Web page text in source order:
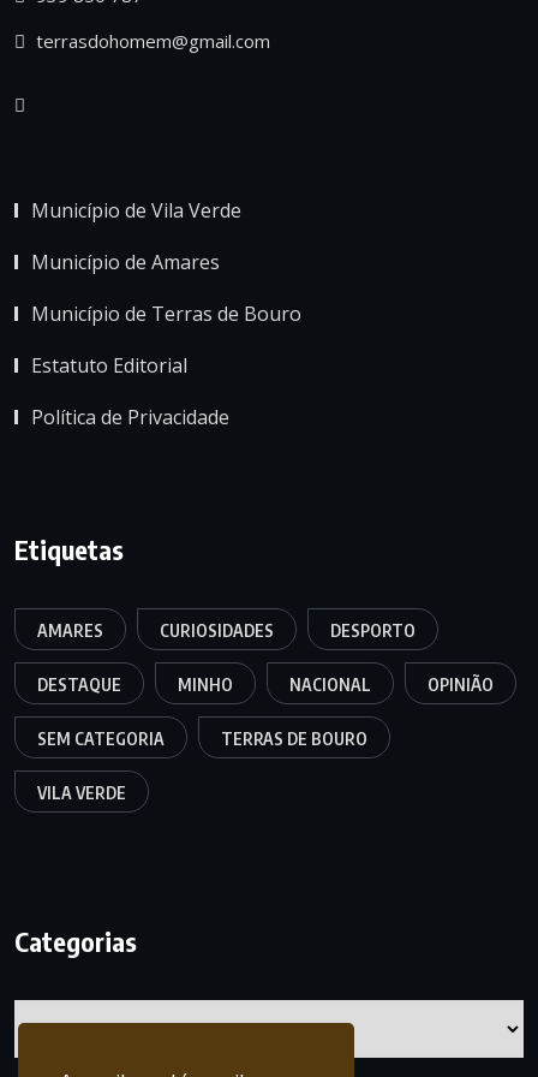
terrasdohomem@gmail.com
Município de Vila Verde
Município de Amares
Município de Terras de Bouro
Estatuto Editorial
Política de Privacidade
Etiquetas
AMARES CURIOSIDADES DESPORTO
DESTAQUE MINHO NACIONAL OPINIÃO
SEM CATEGORIA TERRAS DE BOURO
VILA VERDE
Categorias